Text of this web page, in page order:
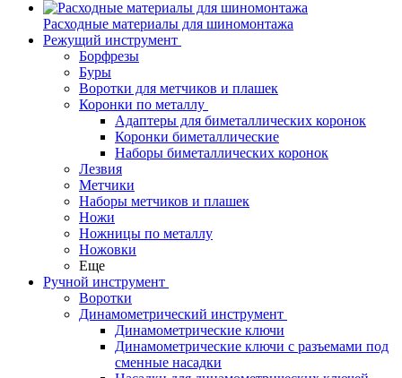
Расходные материалы для шиномонтажа
Режущий инструмент
Борфрезы
Буры
Воротки для метчиков и плашек
Коронки по металлу
Адаптеры для биметаллических коронок
Коронки биметаллические
Наборы биметаллических коронок
Лезвия
Метчики
Наборы метчиков и плашек
Ножи
Ножницы по металлу
Ножовки
Еще
Ручной инструмент
Воротки
Динамометрический инструмент
Динамометрические ключи
Динамометрические ключи с разъемами под
сменные насадки